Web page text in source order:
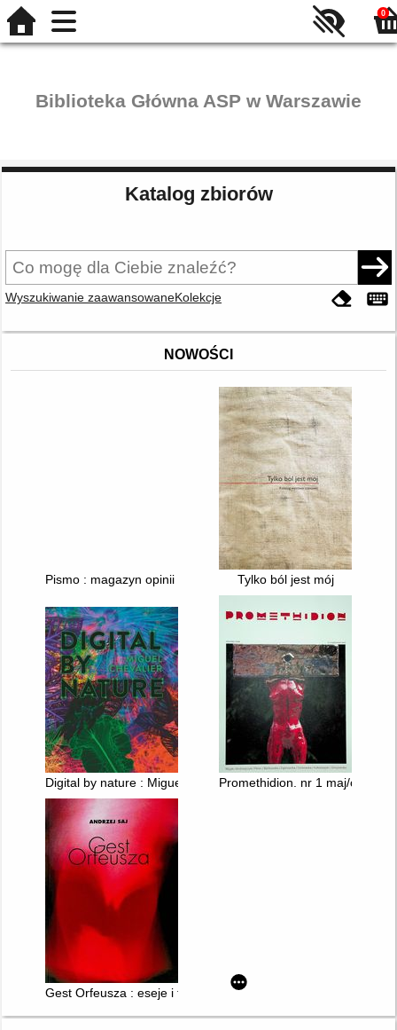
0
Biblioteka Główna ASP w Warszawie
Katalog zbiorów
Wyszukiwanie zaawansowaneKolekcje
NOWOŚCI
Pismo : magazyn opinii - 2026, nr 5Tylko ból jest mój
Digital by nature : Miguel ChevalierPromethidion. nr 1 maj/
Gest Orfeusza : eseje i teksty poetyckie